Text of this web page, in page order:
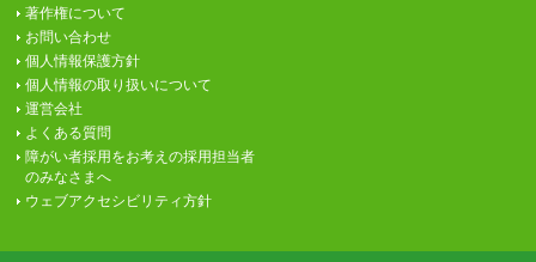
著作権について
お問い合わせ
個人情報保護方針
個人情報の取り扱いについて
運営会社
よくある質問
障がい者採用をお考えの採用担当者
のみなさまへ
ウェブアクセシビリティ方針